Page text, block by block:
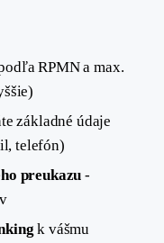
RPMN a max.
základné údaje
telefón)
preukazu -
k vášmu